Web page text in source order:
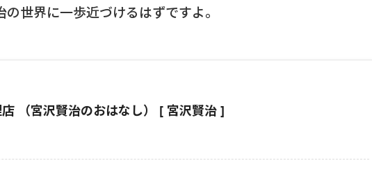
世界に一歩近づけるはずですよ。
（宮沢賢治のおはなし） [ 宮沢賢治 ]